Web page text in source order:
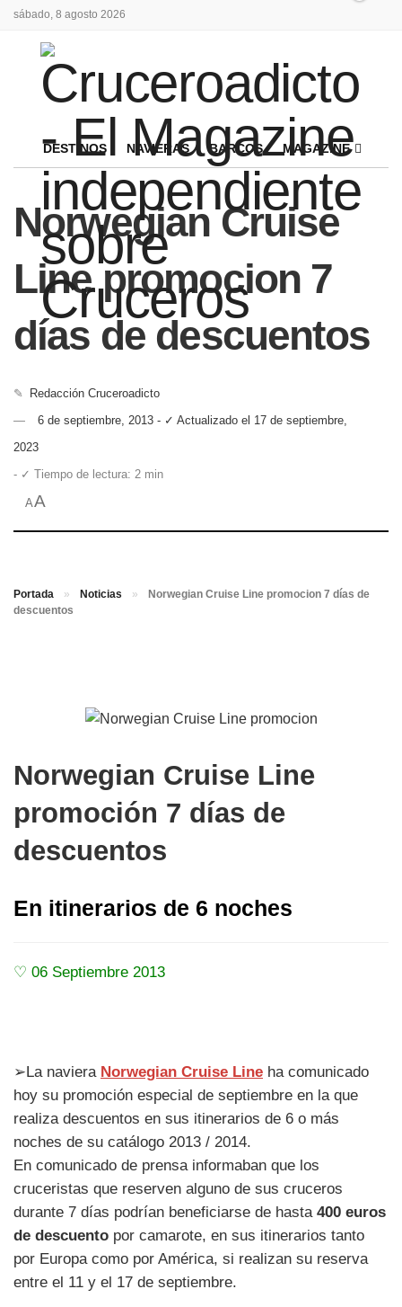
sábado, 8 agosto 2026
DESTINOS NAVIERAS BARCOS MAGAZINE
Norwegian Cruise
Line promocion 7
días de descuentos
✎
Redacción Cruceroadicto
6 de septiembre, 2013 - ✓ Actualizado el 17 de septiembre,
2023
- ✓ Tiempo de lectura: 2 min
AA
Portada » Noticias »
Norwegian Cruise Line promocion 7 días de
descuentos
Norwegian Cruise Line
promoción 7 días de
descuentos
En itinerarios de 6 noches
♡ 06 Septiembre 2013
➢La naviera Norwegian Cruise Line ha comunicado
hoy su promoción especial de septiembre en la que
realiza descuentos en sus itinerarios de 6 o más
noches de su catálogo 2013 / 2014.
En comunicado de prensa informaban que los
cruceristas que reserven alguno de sus cruceros
durante 7 días podrían beneficiarse de hasta 400 euros
de descuento por camarote, en sus itinerarios tanto
por Europa como por América, si realizan su reserva
entre el 11 y el 17 de septiembre.